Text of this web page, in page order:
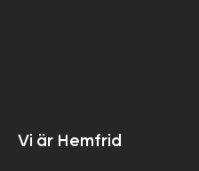
Vi är Hemfrid